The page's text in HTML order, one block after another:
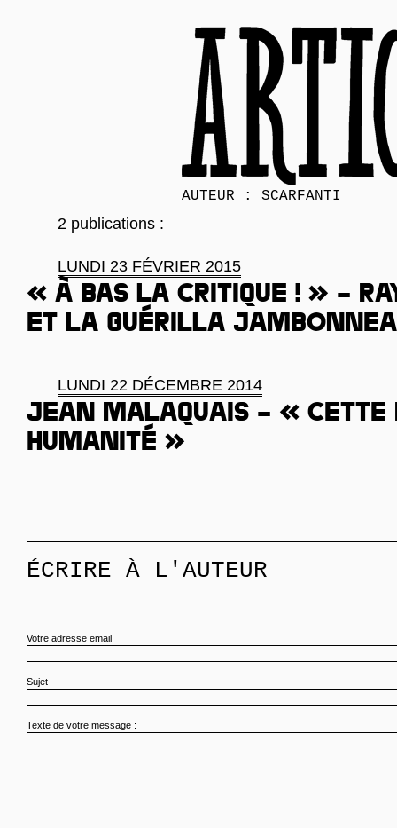
AUTEUR : SCARFANTI
2 publications :
LUNDI 23 FÉVRIER 2015
« À bas la critique ! » –
et la guérilla
LUNDI 22 DÉCEMBRE 2014
Jean Malaquais – «
humanité »
ÉCRIRE À L'AUTEUR
Votre adresse email
Sujet
Texte de votre message :